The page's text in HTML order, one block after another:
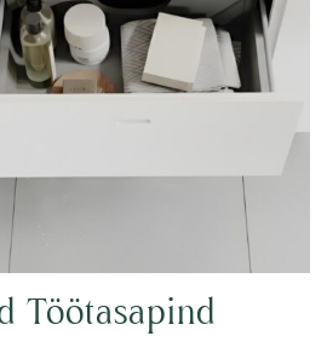
Töötasapind